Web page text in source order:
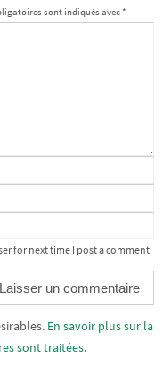
sont indiqués avec*
for next time I post a comment.
En savoir plus sur la
sont traitées.